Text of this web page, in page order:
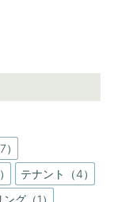
テナント（4）
グ（1）